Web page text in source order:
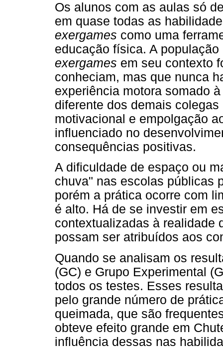
Os alunos com as aulas só
em quase todas as
exergames como uma
educação física. A
exergames em seu contexto
conheciam, mas que nunca
experiência motora somado
diferente dos demais
motivacional e empolgação
influenciado no
consequências positivas.
A dificuldade de espaço ou
chuva" nas escolas públicas
porém a prática ocorre com
é alto. Há de se investir em
contextualizadas à realidade
possam ser atribuídos aos
Quando se analisam os
(GC) e Grupo Experimental
todos os testes. Esses
pelo grande número de
queimada, que são
obteve efeito grande em
influência dessas nas